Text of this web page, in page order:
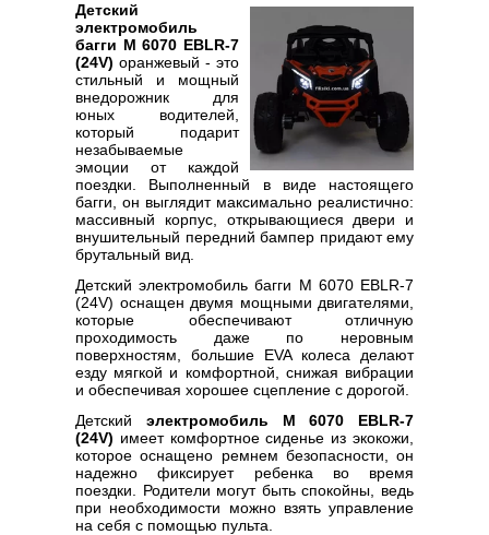
Детский
электромобиль
багги M 6070 EBLR-7
(24V) оранжевый - это
стильный и мощный
внедорожник для
юных водителей,
который подарит
незабываемые
эмоции от каждой
поездки. Выполненный в виде настоящего
багги, он выглядит максимально реалистично:
массивный корпус, открывающиеся двери и
внушительный передний бампер придают ему
брутальный вид.
Детский электромобиль багги M 6070 EBLR-7
(24V) оснащен двумя мощными двигателями,
которые обеспечивают отличную
проходимость даже по неровным
поверхностям, большие EVA колеса делают
езду мягкой и комфортной, снижая вибрации
и обеспечивая хорошее сцепление с дорогой.
Детский электромобиль M 6070 EBLR-7
(24V) имеет комфортное сиденье из экокожи,
которое оснащено ремнем безопасности, он
надежно фиксирует ребенка во время
поездки. Родители могут быть спокойны, ведь
при необходимости можно взять управление
на себя с помощью пульта.